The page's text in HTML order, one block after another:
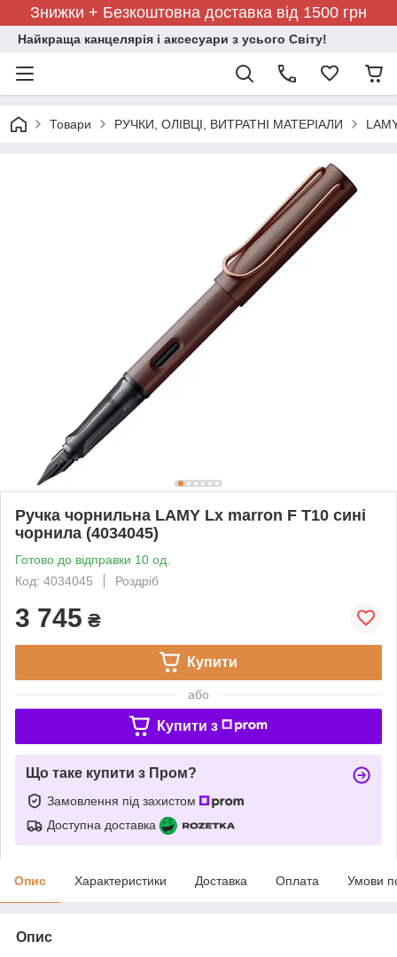
Знижки + Безкоштовна доставка від 1500 грн
Найкраща канцелярія і аксесуари з усього Світу!
Товари РУЧКИ, ОЛІВЦІ, ВИТРАТНІ МАТЕРІАЛИ
Ручка чорнильна LAMY Lx marron F T10 сині
чорнила (4034045)
Готово до відправки 10 од.
Код: 4034045
Роздріб
3 745 ₴
Купити
або
Купити з
Що таке купити з Пром?
Замовлення під захистом
Доступна доставка
Опис Характеристики Доставка Оплата Умови
Опис